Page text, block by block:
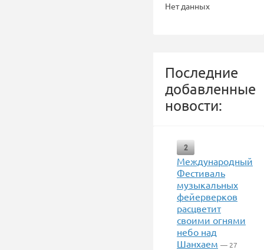
Нет данных
Последние
добавленные
новости:
2
Международный
Фестиваль
музыкальных
фейерверков
расцветит
своими огнями
небо над
Шанхаем — 27